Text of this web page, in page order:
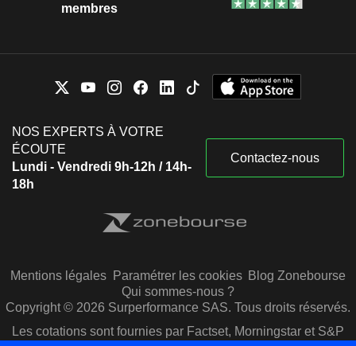
membres
NOS EXPERTS À VOTRE
ÉCOUTE
Lundi - Vendredi 9h-12h / 14h-
18h
Contactez-nous
Mentions légales Paramétrer les cookies Blog Zonebourse
Qui sommes-nous ?
Copyright © 2026 Surperformance SAS. Tous droits réservés.
Les cotations sont fournies par Factset, Morningstar et S&P